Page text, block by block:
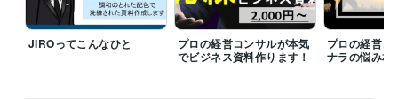
Master of Science in Mech. Eng 取得年 : 2011年
技術士補（機械部門） 取得年 : 2011年
色彩検定２級 取得年 : 2009年
JIROってこんなひと
プロの経営コンサルが本気
でビジネス資料作ります！
プロの経営コ
ナラの悩み相